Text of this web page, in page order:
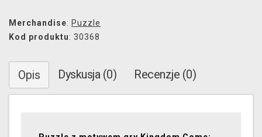
Merchandise: Puzzle
Kod produktu: 30368
Opis Dyskusja (0) Recenzje (0)